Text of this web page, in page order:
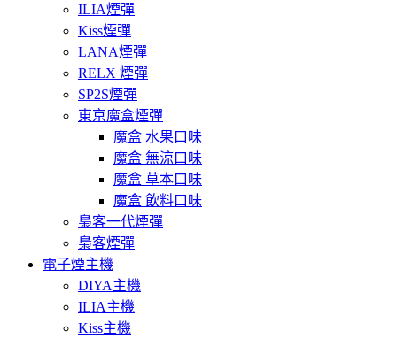
ILIA煙彈
Kiss煙彈
LANA煙彈
RELX 煙彈
SP2S煙彈
東京魔盒煙彈
魔盒 水果口味
魔盒 無涼口味
魔盒 草本口味
魔盒 飲料口味
梟客一代煙彈
梟客煙彈
電子煙主機
DIYA主機
ILIA主機
Kiss主機